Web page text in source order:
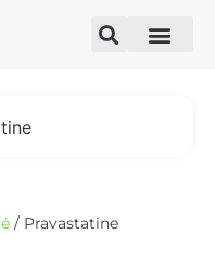
/ Pravastatine